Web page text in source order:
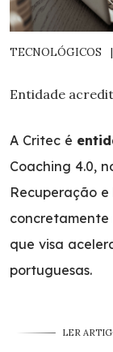
TECNOLÓGICOS |
Entidade
A Critec é
Coaching 4.0,
Recuperação e
concretamente
que visa
portuguesas.
LER